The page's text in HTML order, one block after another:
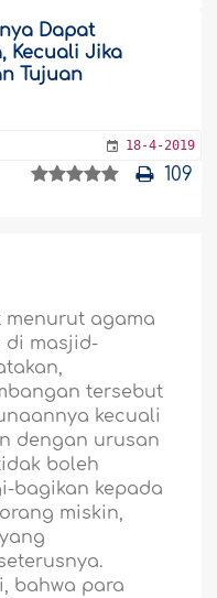
Dapat
Kecuali Jika
Tujuan
18-4-2019
109
agama
di masjid-
tersebut
kecuali
dengan urusan
boleh
bagikan kepada
miskin,
bahwa para